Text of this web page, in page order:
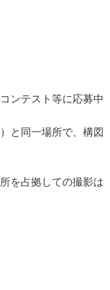
ンテスト等に応募中
と同一場所で、構図
を占拠しての撮影は